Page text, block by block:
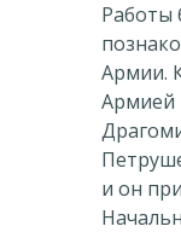
Работы
Армии.
Армией
и он